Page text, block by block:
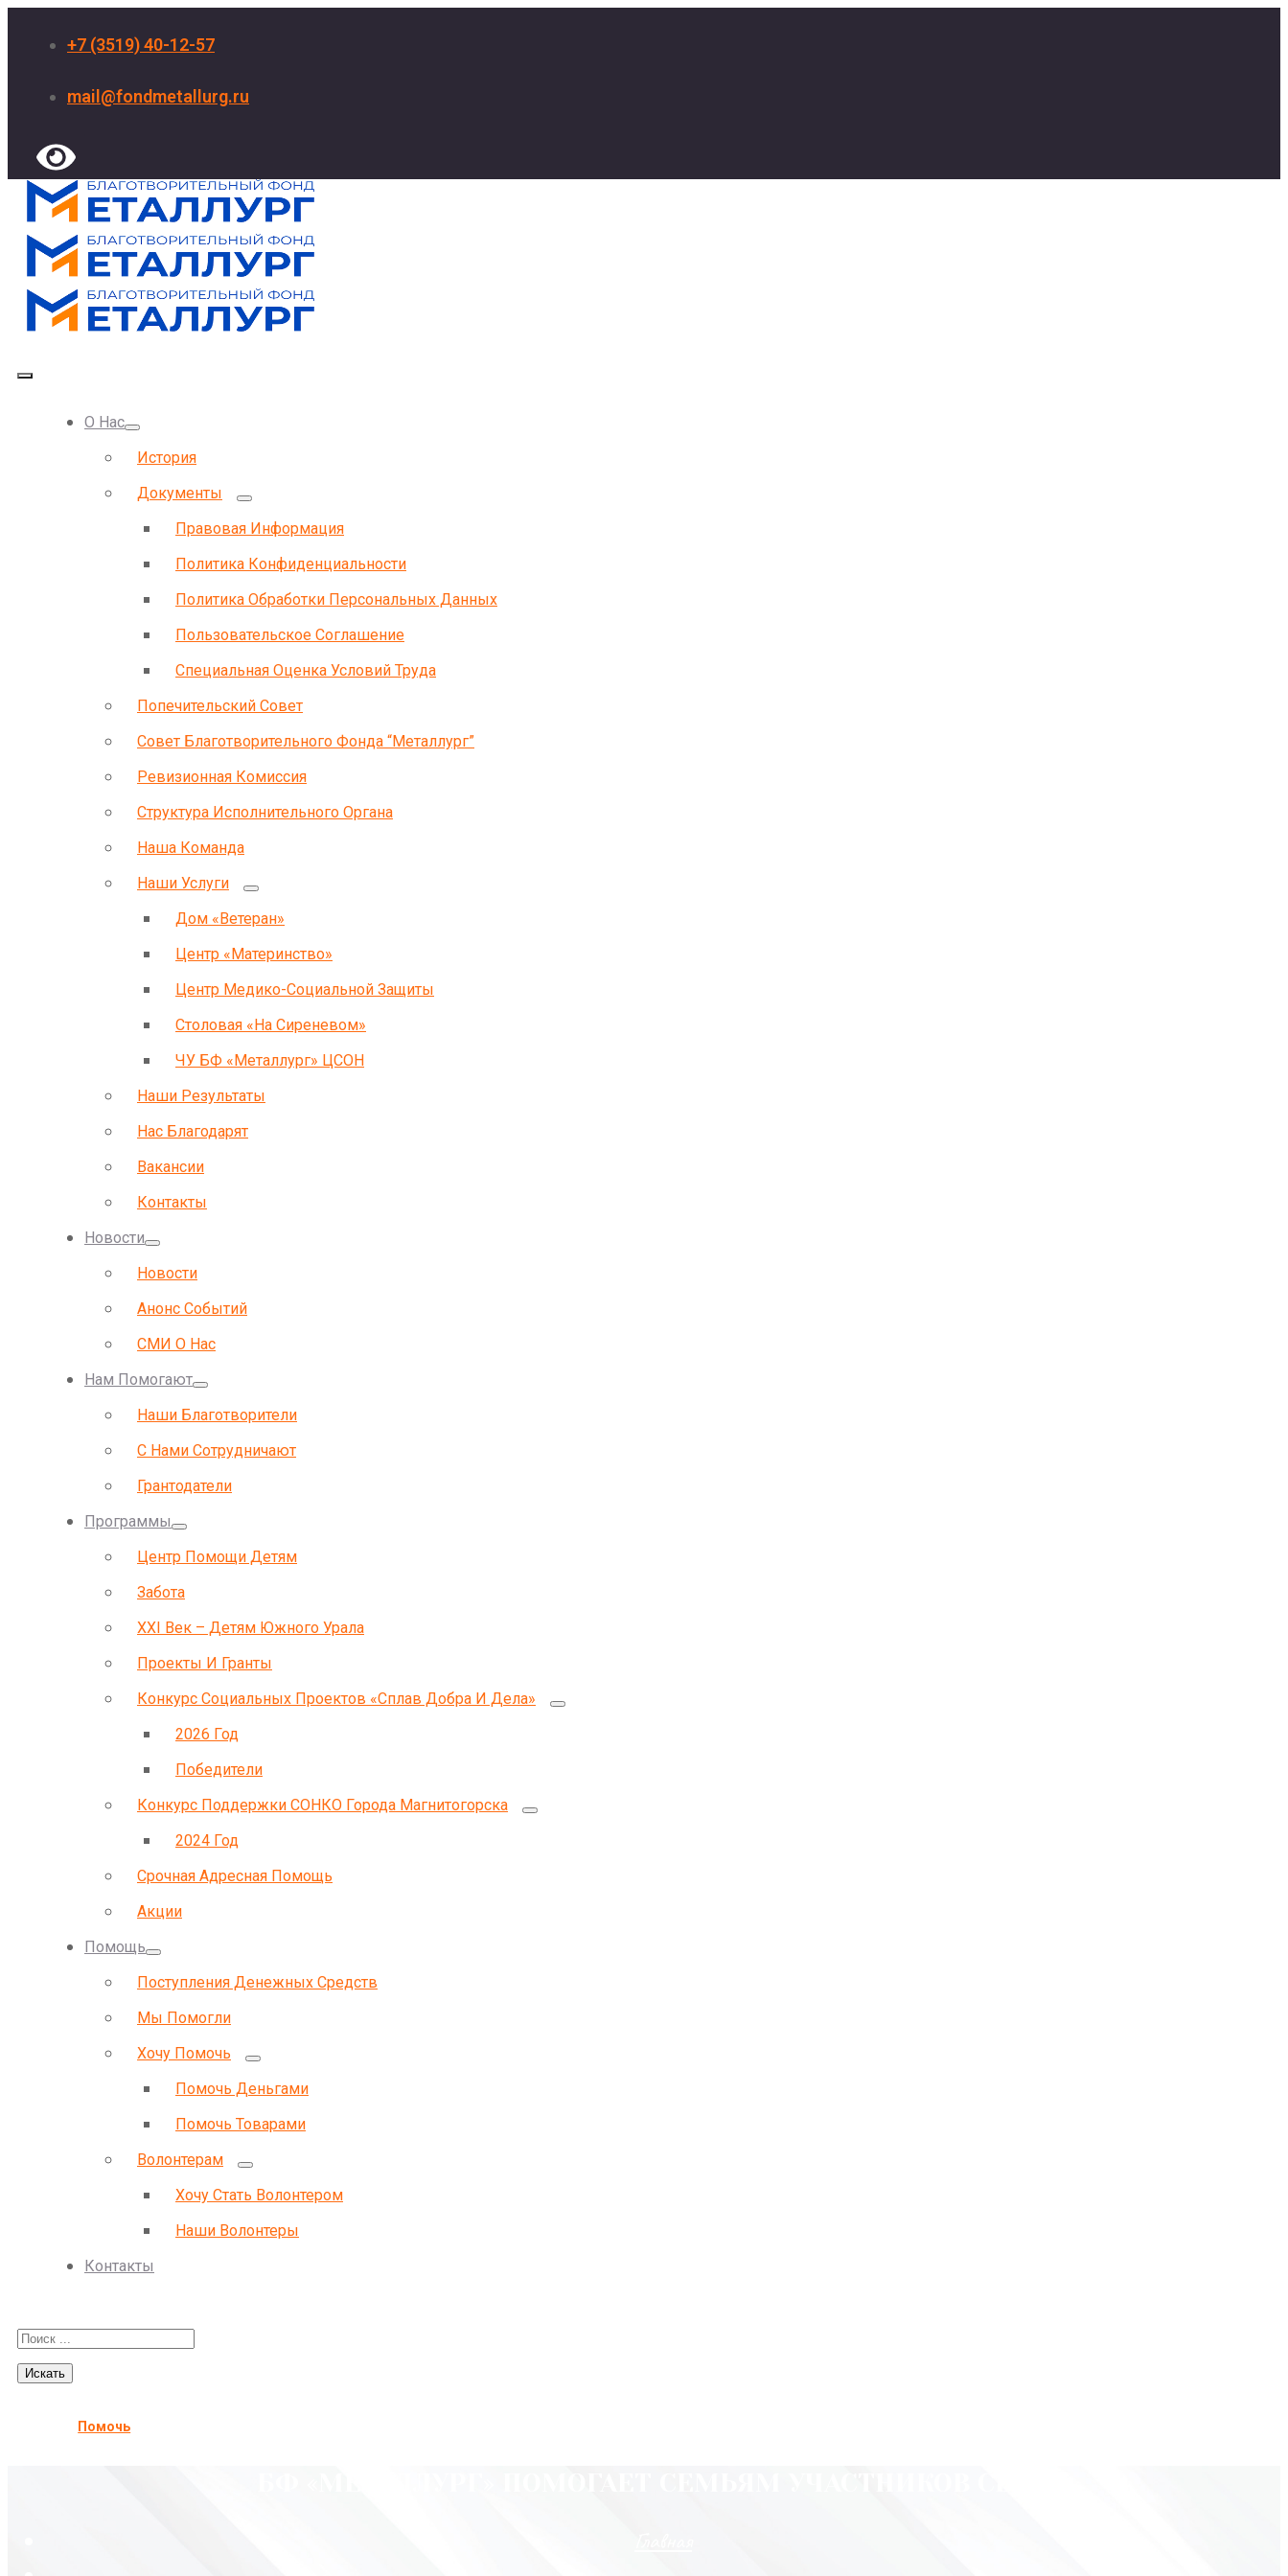
+7 (3519) 40-12-57
mail@fondmetallurg.ru
О Нас
История
Документы
Правовая Информация
Политика Конфиденциальности
Политика Обработки Персональных Данных
Пользовательское Соглашение
Специальная Оценка Условий Труда
Попечительский Совет
Совет Благотворительного Фонда “Металлург”
Ревизионная Комиссия
Структура Исполнительного Органа
Наша Команда
Наши Услуги
Дом «Ветеран»
Центр «Материнство»
Центр Медико-Социальной Защиты
Столовая «На Сиреневом»
ЧУ БФ «Металлург» ЦСОН
Наши Результаты
Нас Благодарят
Вакансии
Контакты
Новости
Новости
Анонс Событий
СМИ О Нас
Нам Помогают
Наши Благотворители
С Нами Сотрудничают
Грантодатели
Программы
Центр Помощи Детям
Забота
ХХI Век – Детям Южного Урала
Проекты И Гранты
Конкурс Социальных Проектов «Сплав Добра И Дела»
2026 Год
Победители
Конкурс Поддержки СОНКО Города Магнитогорска
2024 Год
Срочная Адресная Помощь
Акции
Помощь
Поступления Денежных Средств
Мы Помогли
Хочу Помочь
Помочь Деньгами
Помочь Товарами
Волонтерам
Хочу Стать Волонтером
Наши Волонтеры
Контакты
Помочь